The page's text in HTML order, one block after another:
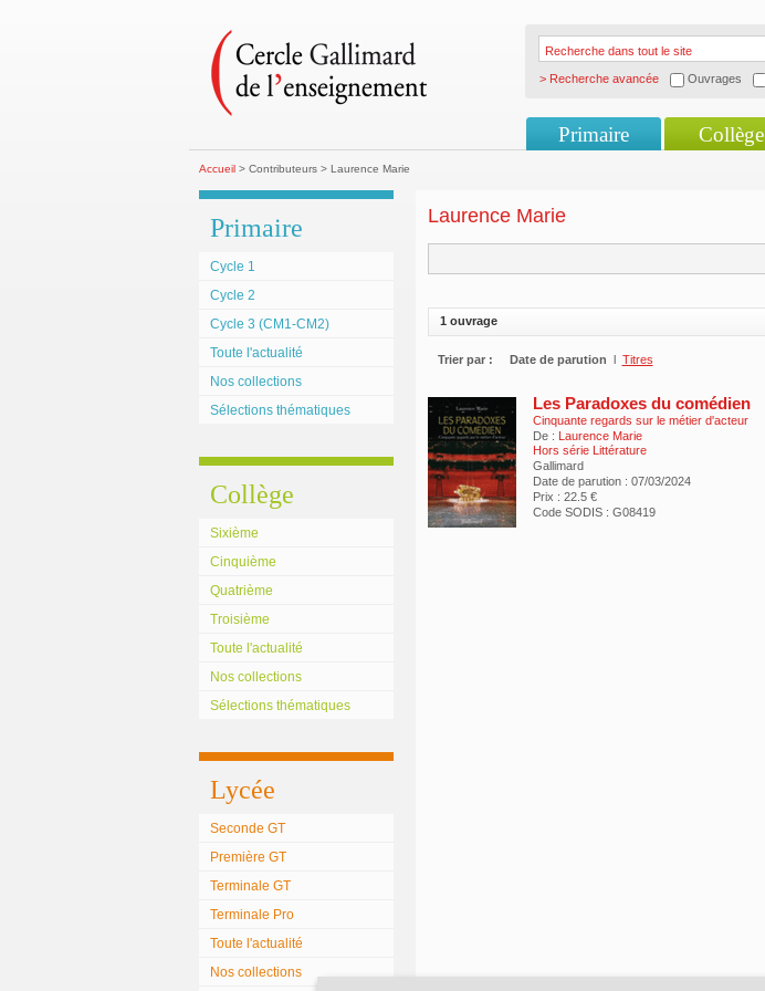
> Recherche avancée Ouvrages
Primaire Collège
Accueil> Contributeurs > Laurence Marie
Primaire
Cycle 1
Cycle 2
Cycle 3 (CM1-CM2)
Toute l'actualité
Nos collections
Sélections thématiques
Collège
Sixième
Cinquième
Quatrième
Troisième
Toute l'actualité
Nos collections
Sélections thématiques
Lycée
Seconde GT
Première GT
Terminale GT
Terminale Pro
Toute l'actualité
Nos collections
Laurence Marie
1 ouvrage
Trier par : Date de parution l Titres
Les Paradoxes du comédien
Cinquante regards sur le métier d'acteur
De : Laurence Marie
Hors série Littérature
Gallimard
Date de parution : 07/03/2024
Prix : 22.5 €
Code SODIS : G08419